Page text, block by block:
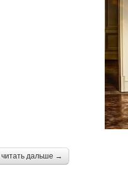
читать дальше →